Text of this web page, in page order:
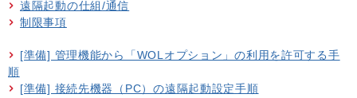
遠隔起動の仕組/通信
制限事項
[準備] 管理機能から「WOLオプション」の利用を許可する手
順
[準備] 接続先機器（PC）の遠隔起動設定手順